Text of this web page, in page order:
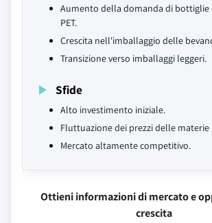
Aumento della domanda di bottiglie
PET.
Crescita nell'imballaggio delle
Transizione verso imballaggi leggeri.
Sfide
Alto investimento iniziale.
Fluttuazione dei prezzi delle materie
Mercato altamente competitivo.
Ottieni informazioni di mercato e
crescita